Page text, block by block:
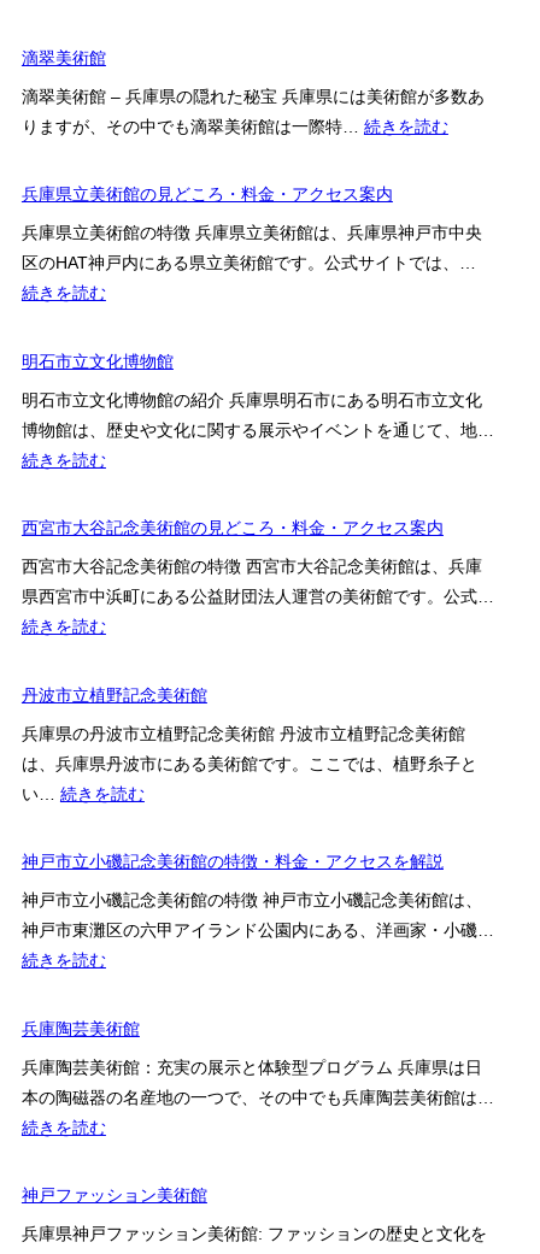
美
術
館
木
立
堀
美
術
館
滴翠美術館
滴翠美術館 – 兵庫県の隠れた秘宝 兵庫県には美術館が多数あ
りますが、その中でも滴翠美術館は一際特… 続きを読む:
術
館
兵庫県立美術館の見どころ・料金・アクセス案内
兵庫県立美術館の特徴 兵庫県立美術館は、兵庫県神戸市中央
区のHAT神戸内にある県立美術館です。公式サイトでは、…
続きを読む:
庫
立
美
術
の
見
ど
こ
ア
ク
セ
案
内
明石市立文化博物館
明石市立文化博物館の紹介 兵庫県明石市にある明石市立文化
博物館は、歴史や文化に関する展示やイベントを通じて、地…
続きを読む:
石
立
文
化
物
館
西宮市大谷記念美術館の見どころ・料金・アクセス案内
西宮市大谷記念美術館の特徴 西宮市大谷記念美術館は、兵庫
県西宮市中浜町にある公益財団法人運営の美術館です。公式…
続きを読む:
宮
大
谷
記
美
術
館
の
ろ・
料
金・
ク
セ
丹波市立植野記念美術館
兵庫県の丹波市立植野記念美術館 丹波市立植野記念美術館
は、兵庫県丹波市にある美術館です。ここでは、植野糸子と
い… 続きを読む:
波
立
植
美
術
神戸市立小磯記念美術館の特徴・料金・アクセスを解説
神戸市立小磯記念美術館の特徴 神戸市立小磯記念美術館は、
神戸市東灘区の六甲アイランド公園内にある、洋画家・小磯…
続きを読む:
戸
立
小
磯
念
美
兵庫陶芸美術館
兵庫陶芸美術館：充実の展示と体験型プログラム 兵庫県は日
本の陶磁器の名産地の一つで、その中でも兵庫陶芸美術館は…
続きを読む:
庫
芸
神戸ファッション美術館
兵庫県神戸ファッション美術館: ファッションの歴史と文化を